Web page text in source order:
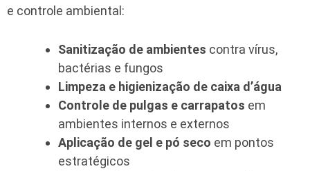
e controle ambiental:
Sanitização de ambientes contra vírus,
bactérias e fungos
Limpeza e higienização de caixa d’água
Controle de pulgas e carrapatos em
ambientes internos e externos
Aplicação de gel e pó seco em pontos
estratégicos